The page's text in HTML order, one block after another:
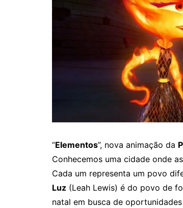
“Elementos”, nova animação da
Conhecemos uma cidade onde
Cada um representa um povo
Luz (Leah Lewis) é do povo de
natal em busca de